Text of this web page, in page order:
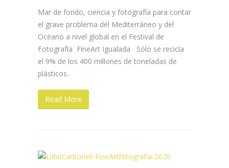
Mar de fondo, ciencia y fotografía para contar
el grave problema del Mediterráneo y del
Océano a nivel global en el Festival de
Fotografía FineArt Igualada Sólo se recicla
el 9% de los 400 millones de toneladas de
plásticos..
Read More